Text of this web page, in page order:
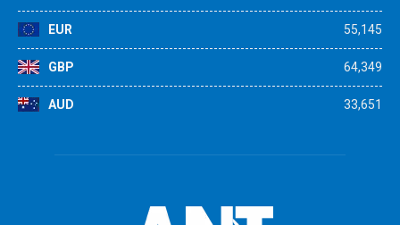
EUR 55,145
GBP 64,349
AUD 33,651